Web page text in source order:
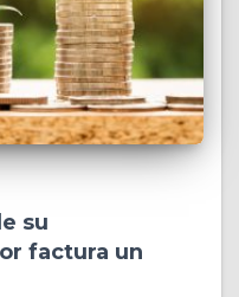
su
factura un